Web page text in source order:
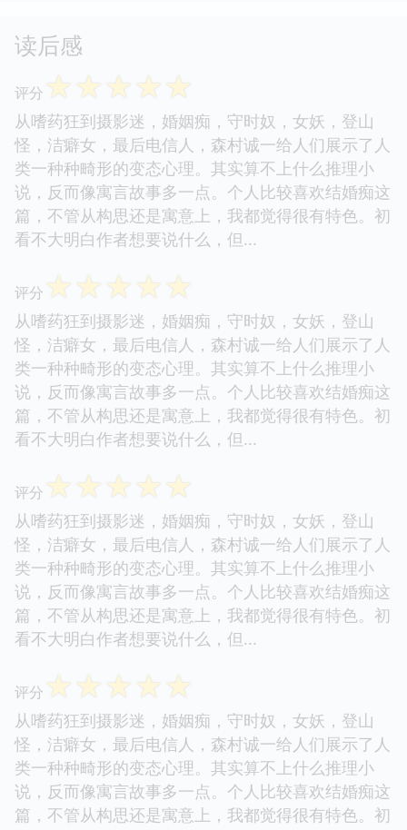
读后感
评分 ☆☆☆☆☆
从嗜药狂到摄影迷，婚姻痴，守时奴，女妖，登山
怪，洁癖女，最后电信人，森村诚一给人们展示了人
类一种种畸形的变态心理。其实算不上什么推理小
说，反而像寓言故事多一点。个人比较喜欢结婚痴这
篇，不管从构思还是寓意上，我都觉得很有特色。初
看不大明白作者想要说什么，但...
评分 ☆☆☆☆☆
从嗜药狂到摄影迷，婚姻痴，守时奴，女妖，登山
怪，洁癖女，最后电信人，森村诚一给人们展示了人
类一种种畸形的变态心理。其实算不上什么推理小
说，反而像寓言故事多一点。个人比较喜欢结婚痴这
篇，不管从构思还是寓意上，我都觉得很有特色。初
看不大明白作者想要说什么，但...
评分 ☆☆☆☆☆
从嗜药狂到摄影迷，婚姻痴，守时奴，女妖，登山
怪，洁癖女，最后电信人，森村诚一给人们展示了人
类一种种畸形的变态心理。其实算不上什么推理小
说，反而像寓言故事多一点。个人比较喜欢结婚痴这
篇，不管从构思还是寓意上，我都觉得很有特色。初
看不大明白作者想要说什么，但...
评分 ☆☆☆☆☆
从嗜药狂到摄影迷，婚姻痴，守时奴，女妖，登山
怪，洁癖女，最后电信人，森村诚一给人们展示了人
类一种种畸形的变态心理。其实算不上什么推理小
说，反而像寓言故事多一点。个人比较喜欢结婚痴这
篇，不管从构思还是寓意上，我都觉得很有特色。初